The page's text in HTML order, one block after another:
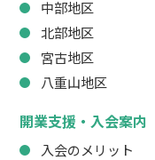
中部地区
北部地区
宮古地区
八重山地区
開業支援・入会案内
入会のメリット